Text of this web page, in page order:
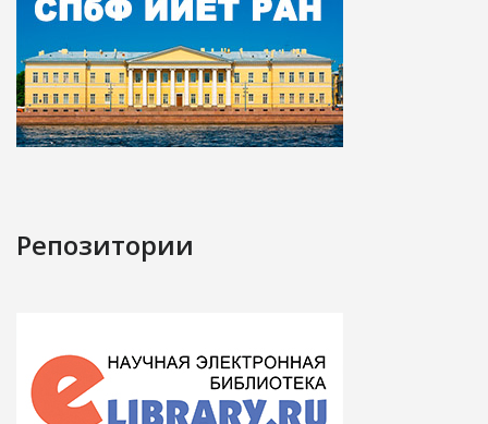
Репозитории